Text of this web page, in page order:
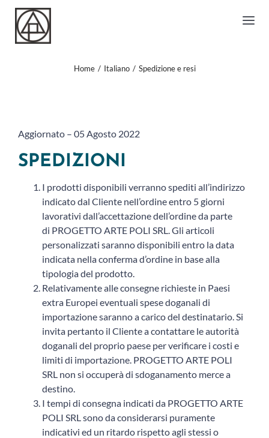
Salta
contenuto
CONTATTI
Home Italiano Spedizione e resi
Aggiornato – 05 Agosto 2022
SPEDIZIONI
I prodotti disponibili verranno spediti all’indirizzo
indicato dal Cliente nell’ordine entro 5 giorni
lavorativi dall’accettazione dell’ordine da parte
di PROGETTO ARTE POLI SRL. Gli articoli
personalizzati saranno disponibili entro la data
indicata nella conferma d’ordine in base alla
tipologia del prodotto.
Relativamente alle consegne richieste in Paesi
extra Europei eventuali spese doganali di
importazione saranno a carico del destinatario. Si
invita pertanto il Cliente a contattare le autorità
doganali del proprio paese per verificare i costi e
limiti di importazione. PROGETTO ARTE POLI
SRL non si occuperà di sdoganamento merce a
destino.
I tempi di consegna indicati da PROGETTO ARTE
POLI SRL sono da considerarsi puramente
indicativi ed un ritardo rispetto agli stessi o